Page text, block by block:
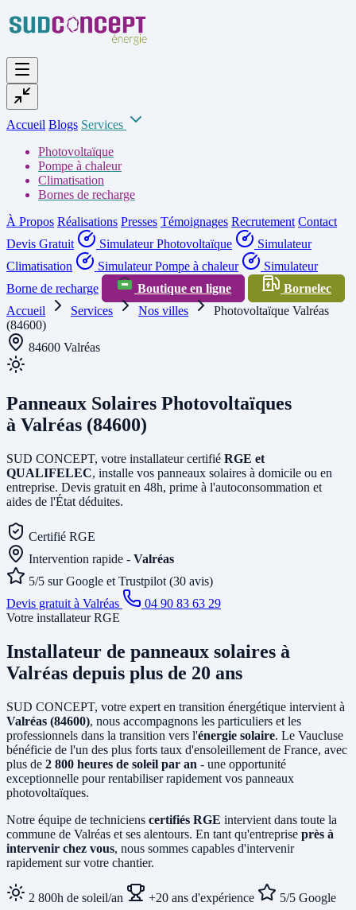
Accueil Blogs Services
Photovoltaïque
Pompe à chaleur
Climatisation
Bornes de recharge
À Propos Réalisations Presses Témoignages Recrutement Contact
Devis Gratuit
Simulateur Photovoltaïque
Simulateur
Climatisation
Simulateur Pompe à chaleur
Simulateur
Borne de recharge
Boutique en ligne
Bornelec
Accueil
Services Nos villes
Photovoltaïque Valréas
(84600)
84600 Valréas
Panneaux Solaires Photovoltaïques
à Valréas (84600)
SUD CONCEPT, votre installateur certifié RGE et
QUALIFELEC, installe vos panneaux solaires à domicile ou en
entreprise. Devis gratuit en 48h, prime à l'autoconsommation et
aides de l'État déduites.
Certifié RGE
Intervention rapide - Valréas
5/5 sur Google et Trustpilot (30 avis)
Devis gratuit à Valréas
04 90 83 63 29
Votre installateur RGE
Installateur de panneaux solaires à
Valréas depuis plus de 20 ans
SUD CONCEPT, votre expert en transition énergétique intervient à
Valréas (84600), nous accompagnons les particuliers et les
professionnels dans la transition vers l'énergie solaire. Le Vaucluse
bénéficie de l'un des plus forts taux d'ensoleillement de France, avec
plus de 2 800 heures de soleil par an - une opportunité
exceptionnelle pour rentabiliser rapidement vos panneaux
photovoltaïques.
Notre équipe de techniciens certifiés RGE intervient dans toute la
commune de Valréas et ses alentours. En tant qu'entreprise près à
intervenir chez vous, nous sommes capables d'intervenir
rapidement sur votre chantier.
2 800h de soleil/an +20 ans d'expérience 5/5 Google